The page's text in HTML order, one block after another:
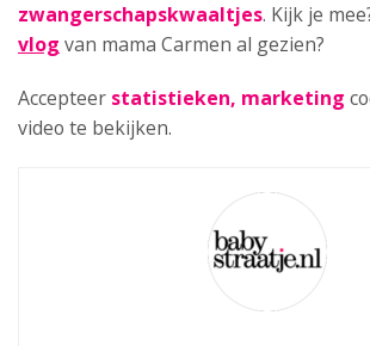
zwangerschapskwaaltjes. Kijk je
vlog van mama Carmen al gezien?
Accepteer statistieken, marketing
video te bekijken.